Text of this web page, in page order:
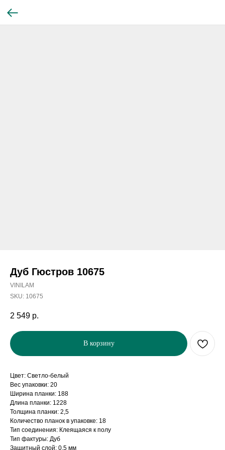
Дуб Гюстров 10675
VINILAM
SKU: 10675
2 549 р.
В корзину
Цвет: Светло-белый
Вес упаковки: 20
Ширина планки: 188
Длина планки: 1228
Толщина планки: 2,5
Количество планок в упаковке: 18
Тип соединения: Клеящаяся к полу
Тип фактуры: Дуб
Защитный слой: 0,5 мм